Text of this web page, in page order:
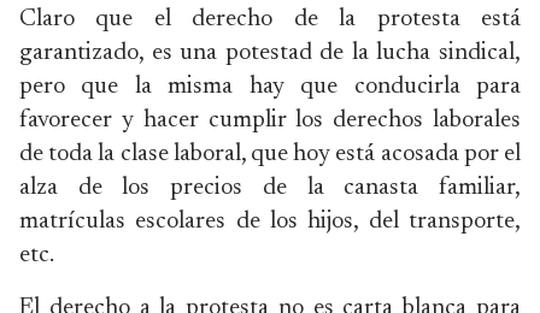
Claro que el derecho de la protesta está
garantizado, es una potestad de la lucha sindical,
pero que la misma hay que conducirla para
favorecer y hacer cumplir los derechos laborales
de toda la clase laboral, que hoy está acosada por el
alza de los precios de la canasta familiar,
matrículas escolares de los hijos, del transporte,
etc.
El derecho a la protesta no es carta blanca para